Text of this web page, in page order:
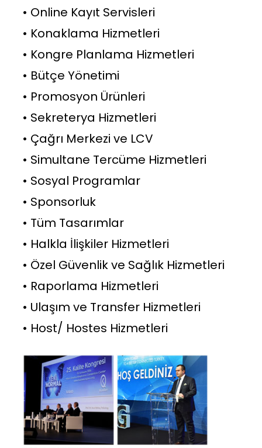
• Online Kayıt Servisleri
• Konaklama Hizmetleri
• Kongre Planlama Hizmetleri
• Bütçe Yönetimi
• Promosyon Ürünleri
• Sekreterya Hizmetleri
• Çağrı Merkezi ve LCV
• Simultane Tercüme Hizmetleri
• Sosyal Programlar
• Sponsorluk
• Tüm Tasarımlar
• Halkla İlişkiler Hizmetleri
• Özel Güvenlik ve Sağlık Hizmetleri
• Raporlama Hizmetleri
• Ulaşım ve Transfer Hizmetleri
• Host/ Hostes Hizmetleri